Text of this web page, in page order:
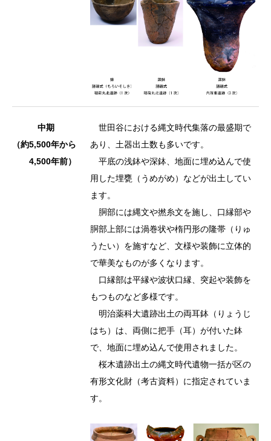
中期
（約5,500年から
4,500年前）
世田谷における縄文時代集落の最盛期で
あり、土器出土数も多いです。
平底の浅鉢や深鉢、地面に埋め込んで使
用した埋甕（うめがめ）などが出土してい
ます。
胴部には縄文や撚糸文を施し、口縁部や
胴部上部には渦巻状や楕円形の隆帯（りゅ
うたい）を施すなど、文様や装飾に立体的
で華美なものが多くなります。
口縁部は平縁や波状口縁、突起や装飾を
もつものなど多様です。
明治薬科大遺跡出土の両耳鉢（りょうじ
はち）は、両側に把手（耳）が付いた鉢
で、地面に埋め込んで使用されました。
桜木遺跡出土の縄文時代遺物一括が区の
有形文化財（考古資料）に指定されていま
す。